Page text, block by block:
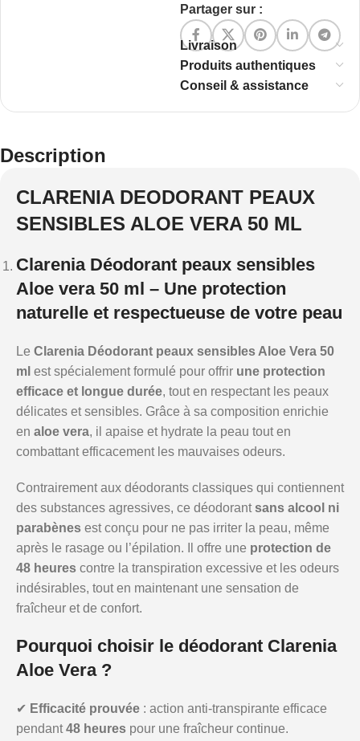
Partager sur :
Livraison
Produits authentiques
Conseil & assistance
Description
CLARENIA DEODORANT PEAUX
SENSIBLES ALOE VERA 50 ML
Clarenia Déodorant peaux sensibles
Aloe vera 50 ml – Une protection
naturelle et respectueuse de votre peau
Le Clarenia Déodorant peaux sensibles Aloe Vera 50
ml est spécialement formulé pour offrir une protection
efficace et longue durée, tout en respectant les peaux
délicates et sensibles. Grâce à sa composition enrichie
en aloe vera, il apaise et hydrate la peau tout en
combattant efficacement les mauvaises odeurs.
Contrairement aux déodorants classiques qui contiennent
des substances agressives, ce déodorantsans alcool ni
parabènes est conçu pour ne pas irriter la peau, même
après le rasage ou l’épilation. Il offre une protection de
48 heures contre la transpiration excessive et les odeurs
indésirables, tout en maintenant une sensation de
fraîcheur et de confort.
Pourquoi choisir le déodorant Clarenia
Aloe Vera ?
✔ Efficacité prouvée : action anti-transpirante efficace
pendant48 heures pour une fraîcheur continue.